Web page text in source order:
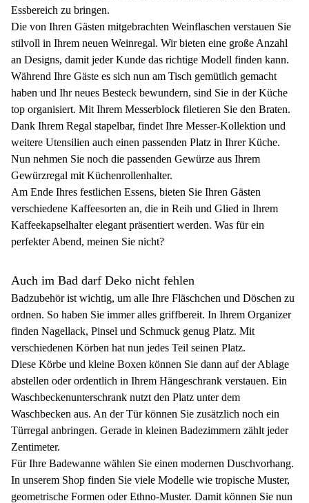
Essbereich zu bringen.
Die von Ihren Gästen mitgebrachten Weinflaschen verstauen Sie
stilvoll in Ihrem neuen Weinregal. Wir bieten eine große Anzahl
an Designs, damit jeder Kunde das richtige Modell finden kann.
Während Ihre Gäste es sich nun am Tisch gemütlich gemacht
haben und Ihr neues Besteck bewundern, sind Sie in der Küche
top organisiert. Mit Ihrem Messerblock filetieren Sie den Braten.
Dank Ihrem Regal stapelbar, findet Ihre Messer-Kollektion und
weitere Utensilien auch einen passenden Platz in Ihrer Küche.
Nun nehmen Sie noch die passenden Gewürze aus Ihrem
Gewürzregal mit Küchenrollenhalter.
Am Ende Ihres festlichen Essens, bieten Sie Ihren Gästen
verschiedene Kaffeesorten an, die in Reih und Glied in Ihrem
Kaffeekapselhalter elegant präsentiert werden. Was für ein
perfekter Abend, meinen Sie nicht?
Auch im Bad darf Deko nicht fehlen
Badzubehör ist wichtig, um alle Ihre Fläschchen und Döschen zu
ordnen. So haben Sie immer alles griffbereit. In Ihrem Organizer
finden Nagellack, Pinsel und Schmuck genug Platz. Mit
verschiedenen Körben hat nun jedes Teil seinen Platz.
Diese Körbe und kleine Boxen können Sie dann auf der Ablage
abstellen oder ordentlich in Ihrem Hängeschrank verstauen. Ein
Waschbeckenunterschrank nutzt den Platz unter dem
Waschbecken aus. An der Tür können Sie zusätzlich noch ein
Türregal anbringen. Gerade in kleinen Badezimmern zählt jeder
Zentimeter.
Für Ihre Badewanne wählen Sie einen modernen Duschvorhang.
In unserem Shop finden Sie viele Modelle wie tropische Muster,
geometrische Formen oder Ethno-Muster. Damit können Sie nun